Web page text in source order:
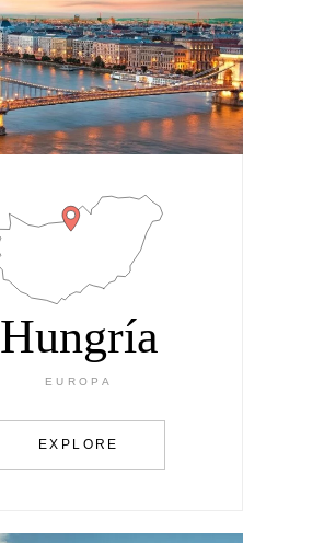
Hungría
EUROPA
EXPLORE